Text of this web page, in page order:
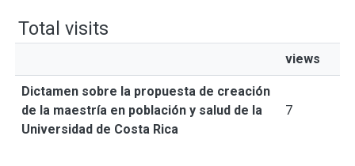
Total visits
views
Dictamen sobre la propuesta de creación
de la maestría en población y salud de la
Universidad de Costa Rica
7